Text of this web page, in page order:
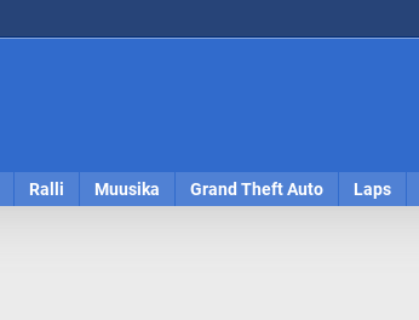
Ralli Muusika Grand Theft Auto Laps